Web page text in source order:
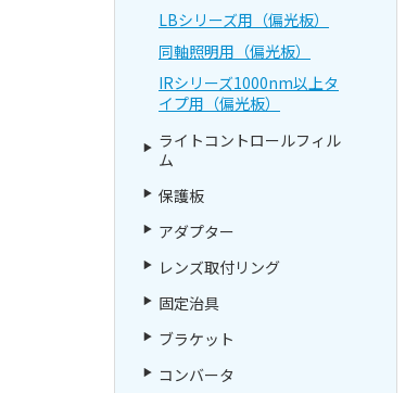
LBシリーズ用（偏光板）
同軸照明用（偏光板）
IRシリーズ1000nm以上タ
イプ用（偏光板）
ライトコントロールフィル
ム
保護板
アダプター
レンズ取付リング
固定治具
ブラケット
コンバータ